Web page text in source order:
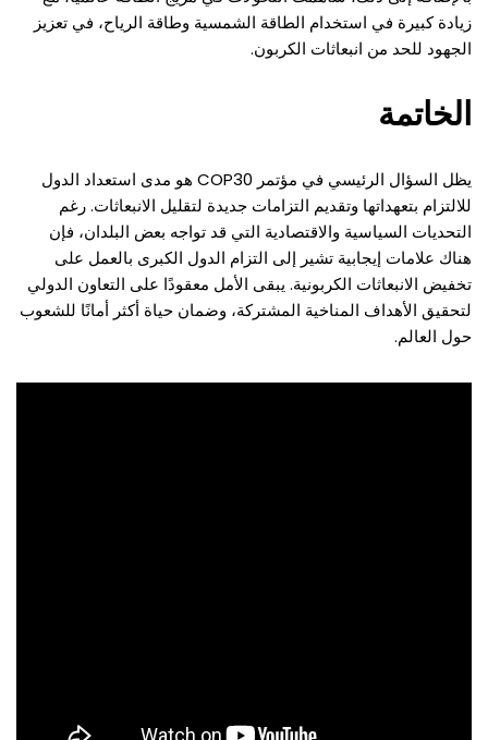
زيادة كبيرة في استخدام الطاقة الشمسية وطاقة الرياح، في تعزيز
الجهود للحد من انبعاثات الكربون.
الخاتمة
يظل السؤال الرئيسي في مؤتمر COP30 هو مدى استعداد الدول
للالتزام بتعهداتها وتقديم التزامات جديدة لتقليل الانبعاثات. رغم
التحديات السياسية والاقتصادية التي قد تواجه بعض البلدان، فإن
هناك علامات إيجابية تشير إلى التزام الدول الكبرى بالعمل على
تخفيض الانبعاثات الكربونية. يبقى الأمل معقودًا على التعاون الدولي
لتحقيق الأهداف المناخية المشتركة، وضمان حياة أكثر أمانًا للشعوب
حول العالم.